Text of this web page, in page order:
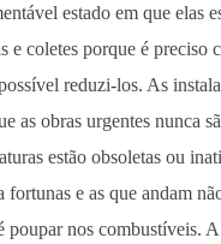
estado em que elas
e coletes porque é preciso
reduzi-los. As
as obras urgentes nunca
estão obsoletas ou
fortunas e as que andam
poupar nos combustíveis.